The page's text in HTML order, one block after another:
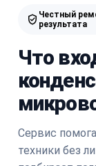
Честный
результата
Что
Сервис
техники без